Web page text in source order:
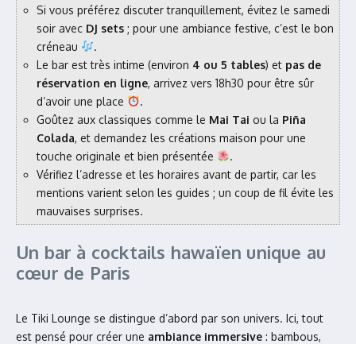
Si vous préférez discuter tranquillement, évitez le samedi
soir avec DJ sets ; pour une ambiance festive, c’est le bon
créneau
.
Le bar est très intime (environ 4 ou 5 tables) et pas de
réservation en ligne, arrivez vers 18h30 pour être sûr
d’avoir une place
.
Goûtez aux classiques comme le Mai Tai ou la Piña
Colada, et demandez les créations maison pour une
touche originale et bien présentée
.
Vérifiez l’adresse et les horaires avant de partir, car les
mentions varient selon les guides ; un coup de fil évite les
mauvaises surprises.
Un bar à cocktails hawaïen unique au
cœur de Paris
Le Tiki Lounge se distingue d’abord par son univers. Ici, tout
est pensé pour créer une ambiance immersive : bambous,